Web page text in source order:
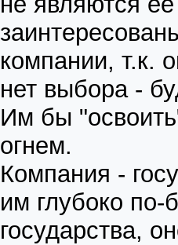
компании, т.к.
нет выбора -
Им бы
огнем.
Компания -
им глубоко по-
государства,